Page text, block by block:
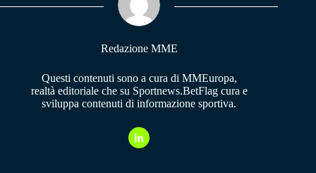
pp m
Redazione MME
Questi contenuti sono a cura di MMEuropa,
realtà editoriale che su Sportnews.BetFlag cura e
sviluppa contenuti di informazione sportiva.